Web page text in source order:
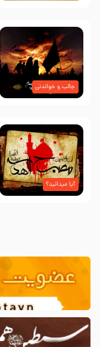
جالب و خواندنی
آیا میدانید؟